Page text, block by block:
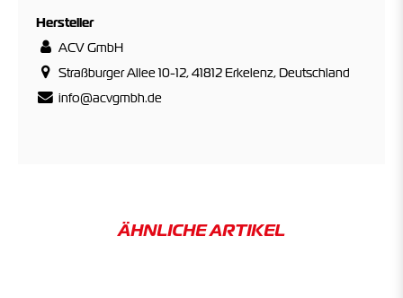
Hersteller
ACV GmbH
Straßburger Allee 10-12, 41812 Erkelenz, Deutschland
info@acvgmbh.de
ÄHNLICHE ARTIKEL